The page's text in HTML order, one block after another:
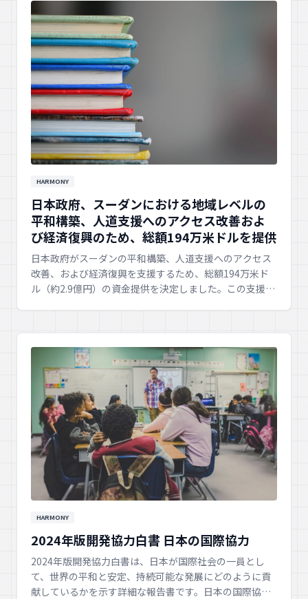
HARMONY
日本政府、スーダンにおける地域レベルの
平和構築、人道支援へのアクセス改善およ
び経済復興のため、総額194万米ドルを提供
日本政府がスーダンの平和構築、人道支援へのアクセス
改善、および経済復興を支援するため、総額194万米ド
ル（約2.9億円）の資金提供を決定しました。この支援
HARMONY
2024年版開発協力白書 日本の国際協力
2024年版開発協力白書は、日本が国際社会の一員とし
て、世界の平和と安定、持続可能な発展にどのように貢
献しているかを示す詳細な報告書です。日本の国際協力